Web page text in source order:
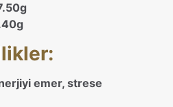
emer, strese